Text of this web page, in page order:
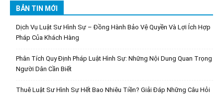
BẢN TIN MỚI
Dịch Vụ Luật Sư Hình Sự – Đồng Hành Bảo Vệ Quyền Và Lợi Ích Hợp
Pháp Của Khách Hàng
Phân Tích Quy Định Pháp Luật Hình Sự: Những Nội Dung Quan Trọng
Người Dân Cần Biết
Thuê Luật Sư Hình Sự Hết Bao Nhiêu Tiền? Giải Đáp Những Câu Hỏi